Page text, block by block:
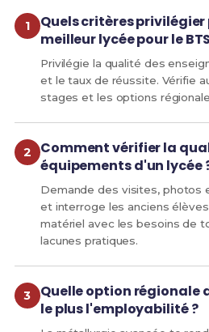
Quels critères privilégier
meilleur lycée pour le
Privilégie la qualité des
et le taux de réussite. Vérifie
stages et les options
Comment vérifier la
équipements d'un lycée
Demande des visites, photos
et interroge les anciens
matériel avec les besoins de
lacunes pratiques.
Quelle option régionale
le plus l'employabilité ?